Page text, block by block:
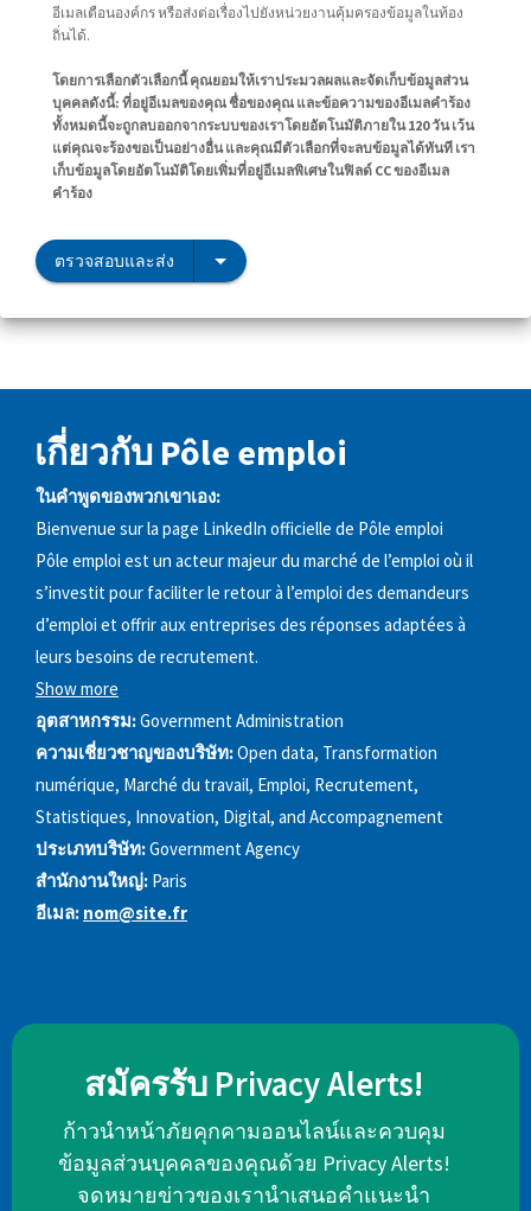
อีเมลเตือนองค์กร หรือส่งต่อเรื่องไปยังหน่วยงานคุ้มครองข้อมูลในท้อง
ถิ่นได้.
โดยการเลือกตัวเลือกนี้ คุณยอมให้เราประมวลผลและจัดเก็บข้อมูลส่วน
บุคคลดังนี้: ที่อยู่อีเมลของคุณ ชื่อของคุณ และข้อความของอีเมลคำร้อง
ทั้งหมดนี้จะถูกลบออกจากระบบของเราโดยอัตโนมัติภายใน 120 วัน เว้น
แต่คุณจะร้องขอเป็นอย่างอื่น และคุณมีตัวเลือกที่จะลบข้อมูลได้ทันที เรา
เก็บข้อมูลโดยอัตโนมัติโดยเพิ่มที่อยู่อีเมลพิเศษในฟิลด์ CC ของอีเมล
คำร้อง
ตรวจสอบและส่ง
เกี่ยวกับ Pôle emploi
ในคำพูดของพวกเขาเอง:
Bienvenue sur la page LinkedIn officielle de Pôle emploi
Pôle emploi est un acteur majeur du marché de l’emploi où il
s’investit pour faciliter le retour à l’emploi des demandeurs
d’emploi et offrir aux entreprises des réponses adaptées à
leurs besoins de recrutement.
Show more
อุตสาหกรรม:Government Administration
ความเชี่ยวชาญของบริษัท:Open data, Transformation
numérique, Marché du travail, Emploi, Recrutement,
Statistiques, Innovation, Digital, and Accompagnement
ประเภทบริษัท:Government Agency
สำนักงานใหญ่: Paris
อีเมล: nom@site.fr
สมัครรับ Privacy Alerts!
ก้าวนำหน้าภัยคุกคามออนไลน์และควบคุม
ข้อมูลส่วนบุคคลของคุณด้วย Privacy Alerts!
จดหมายข่าวของเรานำเสนอคำแนะนำ